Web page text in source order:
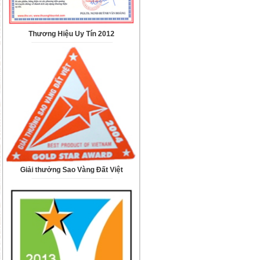
Thương Hiệu Uy Tín 2012
Giải thưởng Sao Vàng Đất Việt